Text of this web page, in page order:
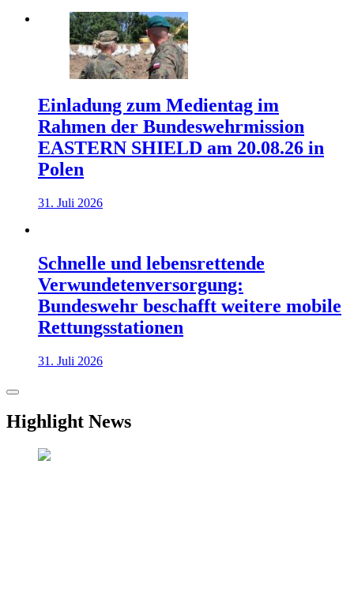
Einladung zum Medientag im
Rahmen der Bundeswehrmission
EASTERN SHIELD am 20.08.26 in
Polen
31. Juli 2026
Schnelle und lebensrettende
Verwundetenversorgung:
Bundeswehr beschafft weitere mobile
Rettungsstationen
31. Juli 2026
Highlight News